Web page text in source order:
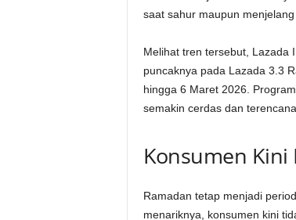
saat sahur maupun menjelang
Melihat tren tersebut, Lazada
puncaknya pada Lazada 3.3
hingga 6 Maret 2026.
semakin cerdas dan
Konsumen Kini
Ramadan tetap menjadi
menariknya, konsumen kini